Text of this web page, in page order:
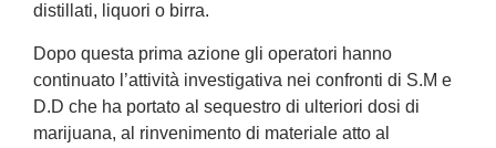
distillati, liquori o birra.
Dopo questa prima azione gli operatori hanno
continuato l’attività investigativa nei confronti di S.M e
D.D che ha portato al sequestro di ulteriori dosi di
marijuana, al rinvenimento di materiale atto al